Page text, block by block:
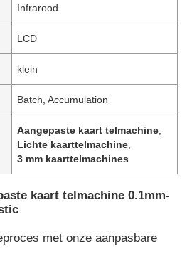
Infrarood
LCD
klein
Batch, Accumulation
Aangepaste kaart telmachine
Lichte kaarttelmachine
3 mm kaarttelmachines
kaart telmachine 0.1mm-
met onze aanpasbare